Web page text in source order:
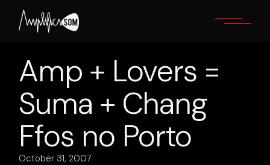
content
Amp + Lovers =
Suma + Chang
Ffos no Porto
October 31, 2007